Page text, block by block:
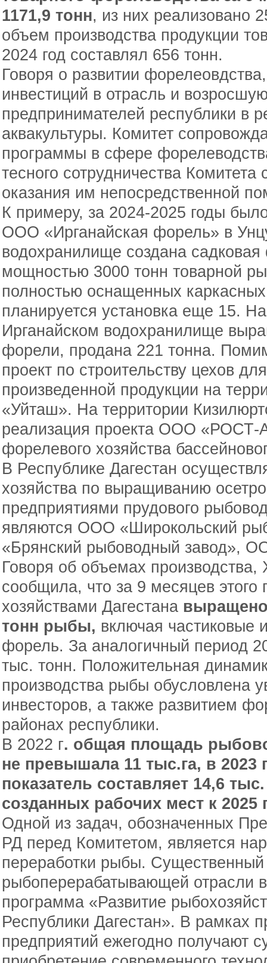
1171,9 тонн, из них реализовано
объем производства продукции
2024 год составлял 656 тонн.
Говоря о развитии
инвестиций в отрасль и
предпринимателей республики в
аквакультуры. Комитет
программы в сфере
тесного сотрудничества
оказания им непосредственной
К примеру, за 2024-2025 годы
ООО «Ирганайская форель» в
водохранилище создана
мощностью 3000 тонн товарной
полностью оснащенных
планируется установка еще 15.
Ирганайском водохранилище
форели, продана 221 тонна.
проект по строительству цехов
произведенной продукции на
«Уйташ». На территории
реализация проекта ООО «РОСТ-
форелевого хозяйства
В Республике Дагестан
хозяйства по выращиванию
предприятиями прудового
являются ООО «Широкольский
«Брянский рыбоводный завод»,
Говоря об объемах
сообщила, что за 9 месяцев
хозяйствами Дагестана
тонн рыбы, включая частиковые
форель. За аналогичный период
тыс. тонн. Положительная
производства рыбы обусловлена
инвесторов, а также развитием
районах республики.
В 2022 г. общая площадь
не превышала 11 тыс.га, в 2023
показатель составляет 14,6
созданных рабочих мест к 2025
Одной из задач, обозначенных
РД перед Комитетом, является
переработки рыбы. Существенный
рыбоперерабатывающей отрасли
программа «Развитие
Республики Дагестан». В рамках
предприятий ежегодно получают